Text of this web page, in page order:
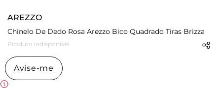
AREZZO
Chinelo De Dedo Rosa Arezzo Bico Quadrado Tiras Brizza
Produto indisponível
Avise-me